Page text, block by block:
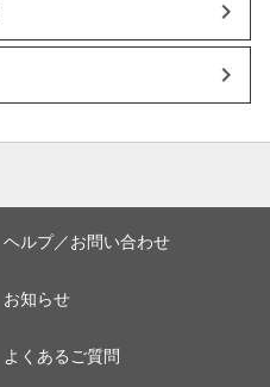
ヘルプ／お問い合わせ
お知らせ
よくあるご質問